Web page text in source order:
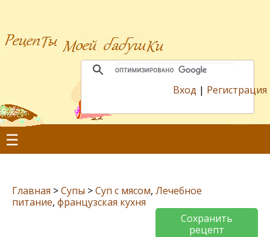
Вход | Регистрация
☰
Главная >Супы >Суп с мясом, Лечебное
питание, французская кухня
Сохранить
рецепт